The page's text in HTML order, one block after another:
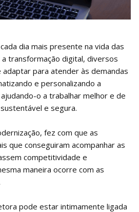
dia mais presente na vida das
transformação digital, diversos
para atender às demandas
e personalizando a
o a trabalhar melhor e de
e segura.
fez com que as
que conseguiram acompanhar as
competitividade e
maneira ocorre com as
pode estar intimamente ligada